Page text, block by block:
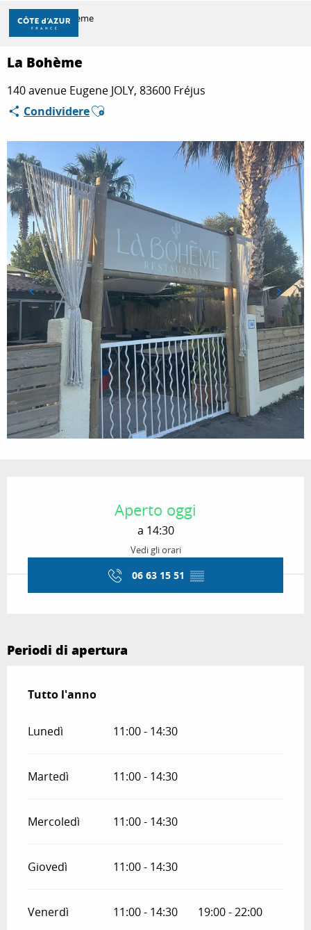
Aller
contenu
principal
SCOPRIRE
PER FARE
SOGGIORNO
Casa La Bohème
La Bohème
140 avenue Eugene JOLY, 83600 Fréjus
CondividereAjouter aux favoris
Aperto oggi
a 14:30
Vedi gli orari
06 63 15 51 ▒▒
Periodi di apertura
Tutto l'anno
Tutto l'anno
Lunedì 11:00 - 14:30
Martedì 11:00 - 14:30
Mercoledì 11:00 - 14:30
Giovedì 11:00 - 14:30
Venerdì 11:00 - 14:30 19:00 - 22:00